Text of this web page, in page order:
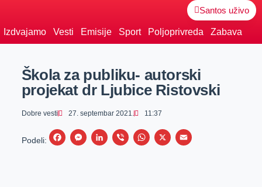
Santos uživo
Izdvajamo Vesti Emisije Sport Poljoprivreda Zabava
Škola za publiku- autorski
projekat dr Ljubice Ristovski
Dobre vesti 27. septembar 2021. 11:37
Podeli:
F
M
L
V
W
X
E